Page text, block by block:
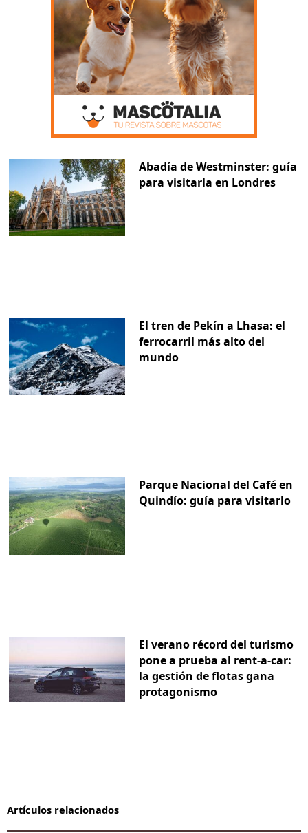
Abadía de Westminster: guía
para visitarla en Londres
El tren de Pekín a Lhasa: el
ferrocarril más alto del
mundo
Parque Nacional del Café en
Quindío: guía para visitarlo
El verano récord del turismo
pone a prueba al rent-a-car:
la gestión de flotas gana
protagonismo
Artículos relacionados